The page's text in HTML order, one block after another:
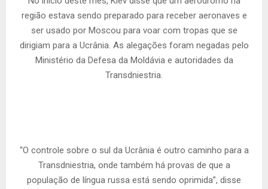
região estava sendo preparado para receber aeronaves e
ser usado por Moscou para voar com tropas que se
dirigiam para a Ucrânia. As alegações foram negadas pelo
Ministério da Defesa da Moldávia e autoridades da
Transdniestria.
“O controle sobre o sul da Ucrânia é outro caminho para a
Transdniestria, onde também há provas de que a
população de língua russa está sendo oprimida”, disse